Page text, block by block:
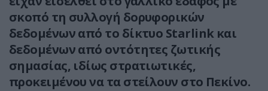
σκοπό τη συλλογή δορυφορικών
δεδομένων από το δίκτυο Starlink και
δεδομένων από οντότητες ζωτικής
σημασίας, ιδίως στρατιωτικές,
προκειμένου να τα στείλουν στο Πεκίνο.